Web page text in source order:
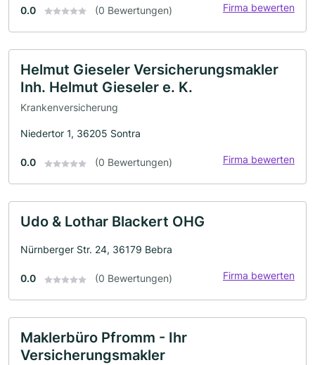
0.0 (0 Bewertungen) Firma bewerten
Helmut Gieseler Versicherungsmakler
Inh. Helmut Gieseler e. K.
Krankenversicherung
Niedertor 1, 36205 Sontra
0.0 (0 Bewertungen) Firma bewerten
Udo & Lothar Blackert OHG
Nürnberger Str. 24, 36179 Bebra
0.0 (0 Bewertungen) Firma bewerten
Maklerbüro Pfromm - Ihr
Versicherungsmakler